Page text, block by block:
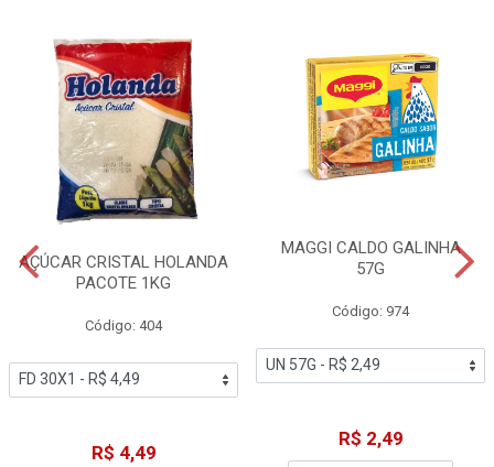
AÇÚCAR CRISTAL HOLANDA
PACOTE 1KG
Código: 404
R$ 4,49
MAGGI CALDO GALINHA
57G
Código: 974
R$ 2,49